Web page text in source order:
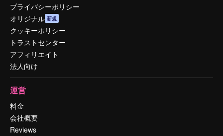
プライバシーポリシー
オリジナル 新規
クッキーポリシー
トラストセンター
アフィリエイト
法人向け
運営
料金
会社概要
Reviews